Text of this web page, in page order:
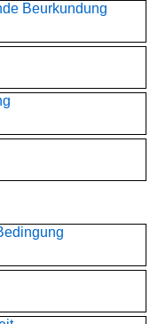
Beurkundung